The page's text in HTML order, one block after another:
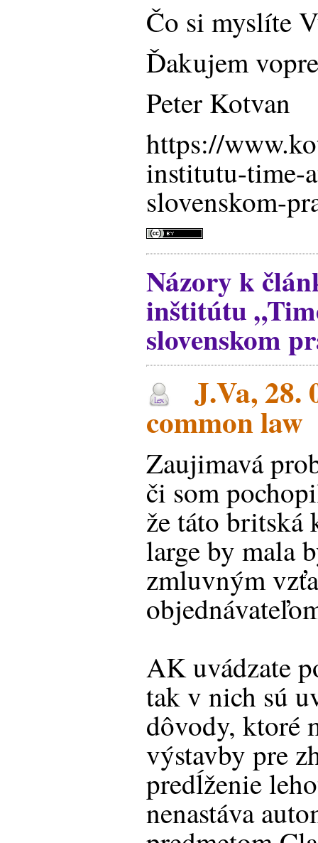
Čo si myslíte
Ďakujem
Peter Kotvan
https://
institutu-time-
slovenskom-
Názory k
inštitútu
slovenskom
J.Va, 28.
common law
Zaujimavá
či som
že táto britská
large by mala
zmluvným
AK uvádzate
tak v nich sú
dôvody, ktoré
výstavby pre
predĺženie
nenastáva